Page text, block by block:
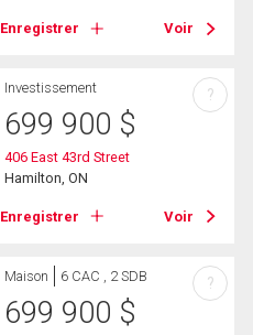
Enregistrer Voir
Investissement
699 900 $
406 East 43rd Street
Hamilton, ON
Enregistrer Voir
?
Maison 6 CAC , 2 SDB
699 900 $
?